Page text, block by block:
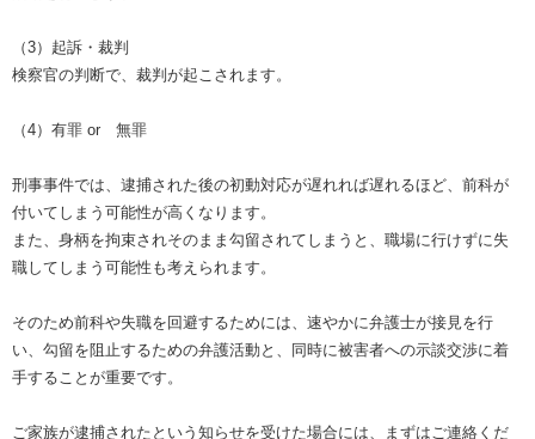
（3）起訴・裁判
検察官の判断で、裁判が起こされます。
（4）有罪 or 無罪
刑事事件では、逮捕された後の初動対応が遅れれば遅れるほど、前科が
付いてしまう可能性が高くなります。
また、身柄を拘束されそのまま勾留されてしまうと、職場に行けずに失
職してしまう可能性も考えられます。
そのため前科や失職を回避するためには、速やかに弁護士が接見を行
い、勾留を阻止するための弁護活動と、同時に被害者への示談交渉に着
手することが重要です。
ご家族が逮捕されたという知らせを受けた場合には、まずはご連絡くだ